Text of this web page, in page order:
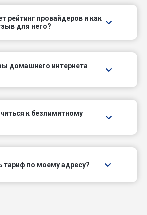
пер
рейтинг провайдеров и как
для него?
домашнего интернета
к безлимитному
тариф по моему адресу?